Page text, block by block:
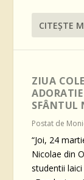
CITEŞTE
ZIUA
SFÂNTUL
Postat de
“Joi, 24
Nicolae din
studentii